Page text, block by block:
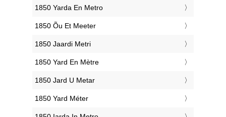
‎1850 Yarda En Metro
‎1850 Õu Et Meeter
‎1850 Jaardi Metri
‎1850 Yard En Mètre
‎1850 Jard U Metar
‎1850 Yard Méter